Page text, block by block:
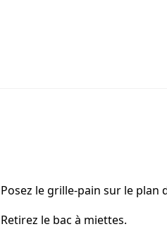
Posez le grille-pain sur le plan
Retirez le bac à miettes.